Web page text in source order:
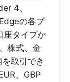
4、
の各プ
座タイプか
株式、金
取引でき
、GBP